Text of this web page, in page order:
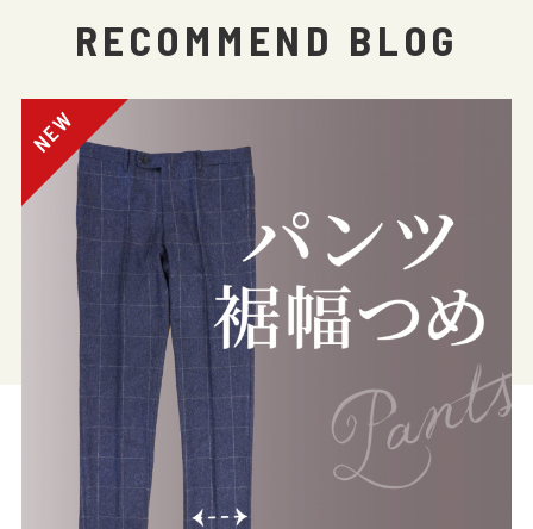
RECOMMEND BLOG